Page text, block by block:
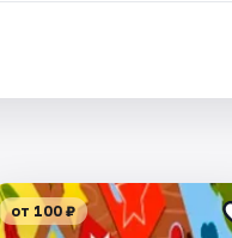
от 100 ₽